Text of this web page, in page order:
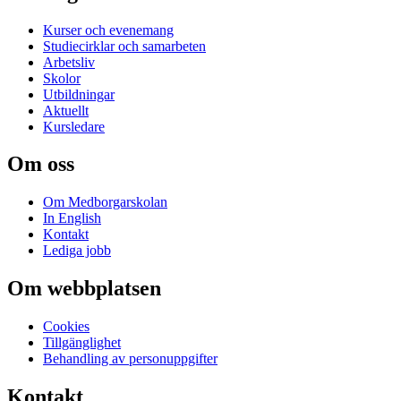
Kurser och evenemang
Studiecirklar och samarbeten
Arbetsliv
Skolor
Utbildningar
Aktuellt
Kursledare
Om oss
Om Medborgarskolan
In English
Kontakt
Lediga jobb
Om webbplatsen
Cookies
Tillgänglighet
Behandling av personuppgifter